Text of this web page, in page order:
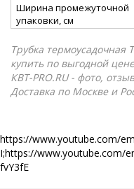
Ширина промежуточной
упаковки, см
Трубка термоусадочная
купить по выгодной
КВТ-PRO.RU - фото,
Доставка по Москве и
https://www.youtube.com/
I;https://www.youtube.com/
fvY3fE